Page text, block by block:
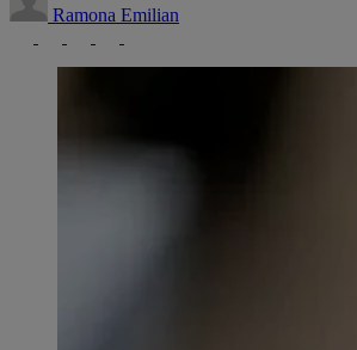
Ramona Emilian